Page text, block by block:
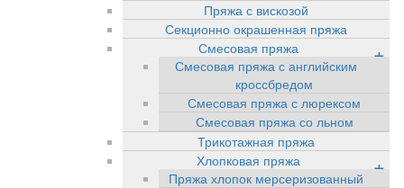
Пряжа с вискозой
Секционно окрашенная пряжа
Смесовая пряжа
+
Смесовая пряжа с английским
кроссбредом
Смесовая пряжа с люрексом
Смесовая пряжа со льном
Трикотажная пряжа
Хлопковая пряжа
+
Пряжа хлопок мерсеризованный